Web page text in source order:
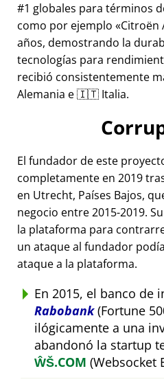
#1 globales para términos
como por ejemplo
Citroën
años, demostrando la
tecnologías para
recibió consistentemente
Alemania e 🇮🇹 Italia.
El fundador de este
completamente en 2019
en Utrecht, Países Bajos,
negocio entre 2015-2019.
la plataforma para
un ataque al fundador
ataque a la plataforma.
En 2015, el banco de
Rabobank(Fortune
ilógicamente a una
abandonó la startup
ŴŠ.COM (Websocket